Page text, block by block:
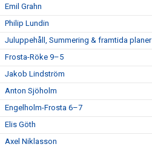
Emil Grahn
Philip Lundin
Juluppehåll, Summering & framtida planer
Frosta-Röke 9–5
Jakob Lindström
Anton Sjöholm
Engelholm-Frosta 6–7
Elis Göth
Axel Niklasson